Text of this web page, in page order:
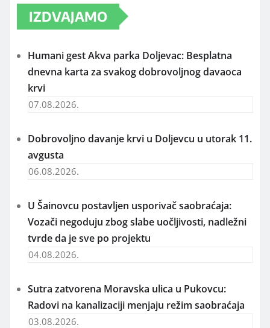
IZDVAJAMO
Humani gest Akva parka Doljevac: Besplatna
dnevna karta za svakog dobrovoljnog davaoca
krvi
07.08.2026.
Dobrovoljno davanje krvi u Doljevcu u utorak 11.
avgusta
06.08.2026.
U Šainovcu postavljen usporivač saobraćaja:
Vozači negoduju zbog slabe uočljivosti, nadležni
tvrde da je sve po projektu
04.08.2026.
Sutra zatvorena Moravska ulica u Pukovcu:
Radovi na kanalizaciji menjaju režim saobraćaja
03.08.2026.